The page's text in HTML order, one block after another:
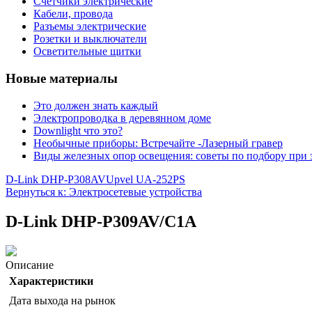
Кабели, провода
Разъемы электрические
Розетки и выключатели
Осветительные щитки
Новые материалы
Это должен знать каждый
Электропроводка в деревянном доме
Downlight что это?
Необычные приборы: Встречайте -Лазерный гравер
Виды железных опор освещения: советы по подбору при
D-Link DHP-P308AVUpvel UA-252PS
Вернуться к: Электросетевые устройства
D-Link DHP-P309AV/C1A
Описание
Характеристики
Дата выхода на рынок